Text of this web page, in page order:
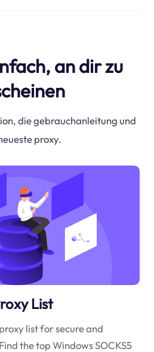
an dir zu
die gebrauchanleitung und
proxy.
List
list for secure and
the top Windows SOCKS5